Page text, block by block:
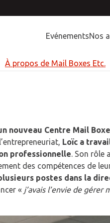
EvénementsNos
à
gamme
e-
de
et
À propos de Mail Boxes Etc.
qui
qualité
nouveau Centre Mail
Loïc a
professionnelle. Son rôle
des compétences de
postes dans la
« j’avais l’envie de gérer